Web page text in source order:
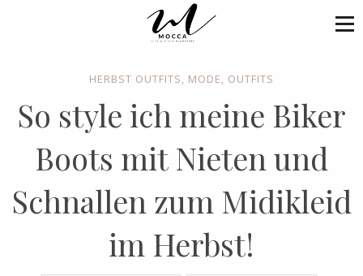
HERBST OUTFITS, MODE, OUTFITS
So style ich meine Biker
Boots mit Nieten und
Schnallen zum Midikleid
im Herbst!